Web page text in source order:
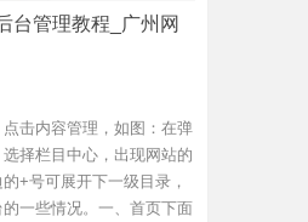
台管理教程_广州网
击内容管理，如图：在弹
择栏目中心，出现网站的
+号可展开下一级目录，
一些情况。一、首页下面